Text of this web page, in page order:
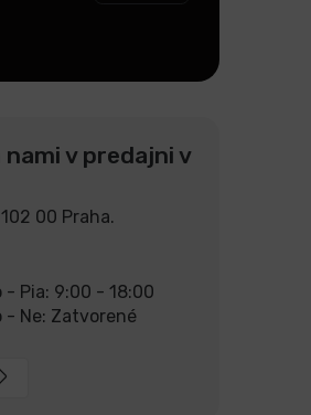
v predajni v
00 Praha.
- Pia: 9:00 - 18:00
- Ne: Zatvorené